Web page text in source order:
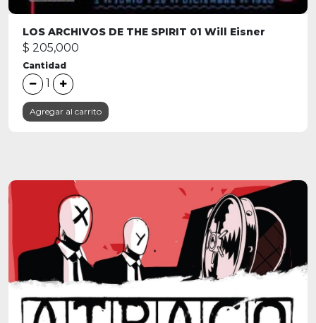
LOS ARCHIVOS DE THE SPIRIT 01 Will Eisner
$ 205,000
Cantidad
1
Agregar al carrito